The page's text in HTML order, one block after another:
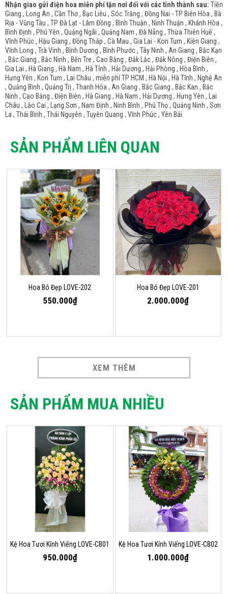
Nhận giao gửi điện hoa miễn phí tận nơi đối với các tỉnh thành sau: Tiền
Giang , Long An , Cần Thơ , Bạc Liêu , Sóc Trăng , Đồng Nai - TP Biên Hòa , Bà
Rịa - Vũng Tàu , TP Đà Lạt - Lâm Đồng , Bình Thuận , Ninh Thuận , Khánh Hòa ,
Bình Định , Phú Yên , Quảng Ngãi , Quảng Nam , Đà Nẵng , Thừa Thiên Huế ,
Vĩnh Phúc , Hậu Giang , Đồng Tháp , Cà Mau , Gia Lai - Kon Tum , Kiên Giang ,
Vĩnh Long , Trà Vinh , Bình Dương , Bình Phước , Tây Ninh , An Giang , Bắc Kạn
, Bắc Giang , Bắc Ninh , Bến Tre , Cao Bằng , Đắk Lắc , Đắk Nông , Điện Biên ,
Gia Lai , Hà Giang , Hà Nam , Hà Tỉnh , Hải Dương , Hải Phòng , Hòa Bình ,
Hưng Yên , Kon Tum , Lai Châu , miễn phí TP HCM , Hà Nội , Hà Tĩnh , Nghệ An
, Quảng Bình , Quảng Trị , Thanh Hóa , An Giang , Bắc Giang , Bắc Kan , Bắc
Ninh , Cao Bằng , Điện Biên , Hà Giang , Hà Nam , Hải Dương , Hưng Yên , Lai
Châu , Lào Cai , Lạng Sơn , Nam Định , Ninh Bình , Phú Thọ , Quảng Ninh , Sơn
La , Thái Bình , Thái Nguyên , Tuyên Quang , Vĩnh Phúc , Yên Bái.
SẢN PHẨM LIÊN QUAN
Hoa Bó Đẹp LOVE-202
550.000₫
Hoa Bó Đẹp LOVE-201
2.000.000₫
XEM THÊM
SẢN PHẨM MUA NHIỀU
Kệ Hoa Tươi Kính Viếng LOVE-CB01
950.000₫
Kệ Hoa Tươi Kính Viếng LOVE-CB02
1.000.000₫